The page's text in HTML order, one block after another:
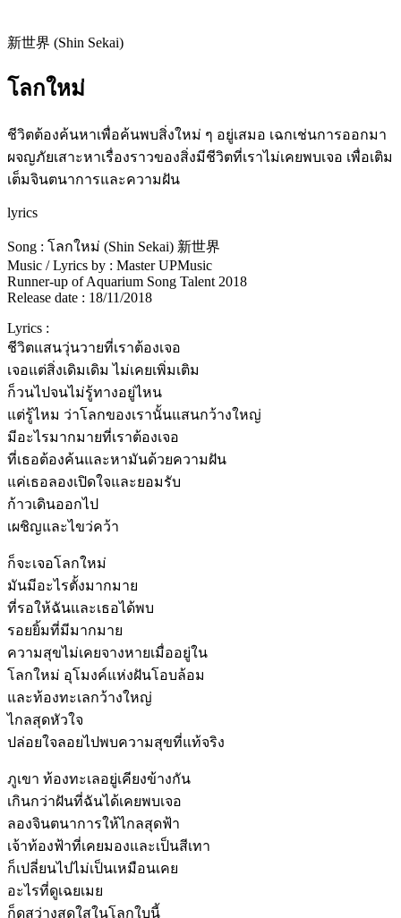
新世界 (Shin Sekai)
โลกใหม่
ชีวิตต้องค้นหาเพื่อค้นพบสิ่งใหม่ ๆ อยู่เสมอ เฉกเช่นการออกมา
ผจญภัยเสาะหาเรื่องราวของสิ่งมีชีวิตที่เราไม่เคยพบเจอ เพื่อเติม
เต็มจินตนาการและความฝัน
lyrics
Song : โลกใหม่ (Shin Sekai) 新世界
Music / Lyrics by : Master UPMusic
Runner-up of Aquarium Song Talent 2018
Release date : 18/11/2018
Lyrics :
ชีวิตแสนวุ่นวายที่เราต้องเจอ
เจอแต่สิ่งเดิมเดิม ไม่เคยเพิ่มเติม
ก็วนไปจนไม่รู้ทางอยู่ไหน
แต่รู้ไหม ว่าโลกของเรานั้นแสนกว้างใหญ่
มีอะไรมากมายที่เราต้องเจอ
ที่เธอต้องค้นและหามันด้วยความฝัน
แค่เธอลองเปิดใจและยอมรับ
ก้าวเดินออกไป
เผชิญและไขว่คว้า
ก็จะเจอโลกใหม่
มันมีอะไรตั้งมากมาย
ที่รอให้ฉันและเธอได้พบ
รอยยิ้มที่มีมากมาย
ความสุขไม่เคยจางหายเมื่ออยู่ใน
โลกใหม่ อุโมงค์แห่งฝันโอบล้อม
และท้องทะเลกว้างใหญ่
ไกลสุดหัวใจ
ปล่อยใจลอยไปพบความสุขที่แท้จริง
ภูเขา ท้องทะเลอยู่เคียงข้างกัน
เกินกว่าฝันที่ฉันได้เคยพบเจอ
ลองจินตนาการให้ไกลสุดฟ้า
เจ้าท้องฟ้าที่เคยมองและเป็นสีเทา
ก็เปลี่ยนไปไม่เป็นเหมือนเคย
อะไรที่ดูเฉยเมย
ก็ดูสว่างสดใสในโลกใบนี้